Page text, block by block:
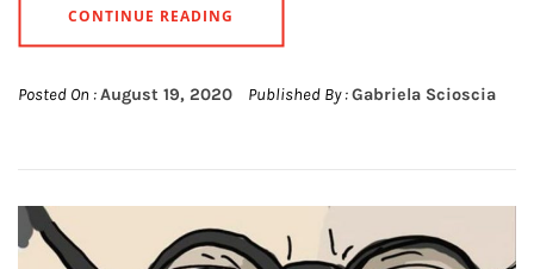
CONTINUE READING
Posted On :August 19, 2020 Published By :Gabriela Scioscia